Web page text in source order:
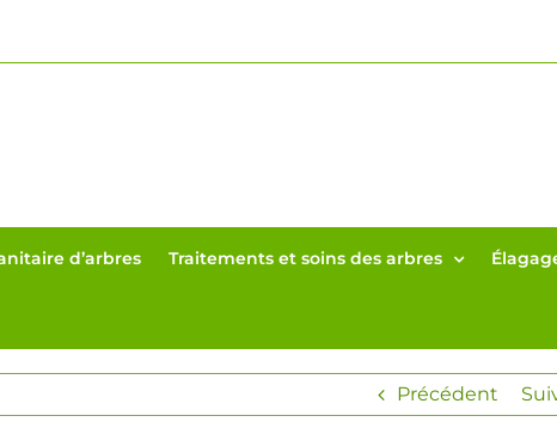
d’arbres Traitements et soins des arbres
Précédent